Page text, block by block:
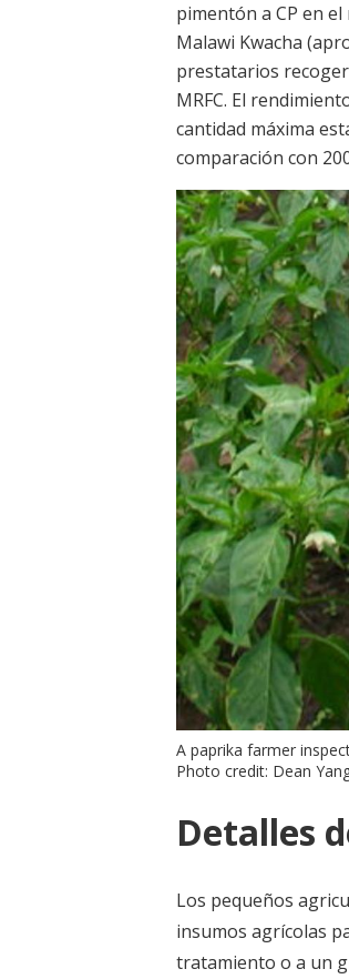
pimentón a CP en
Malawi Kwacha
prestatarios
MRFC. El
cantidad máxima
comparación con
A paprika farmer
Photo credit: Dean
Detalles
Los pequeños
insumos agrícolas
tratamiento o a un